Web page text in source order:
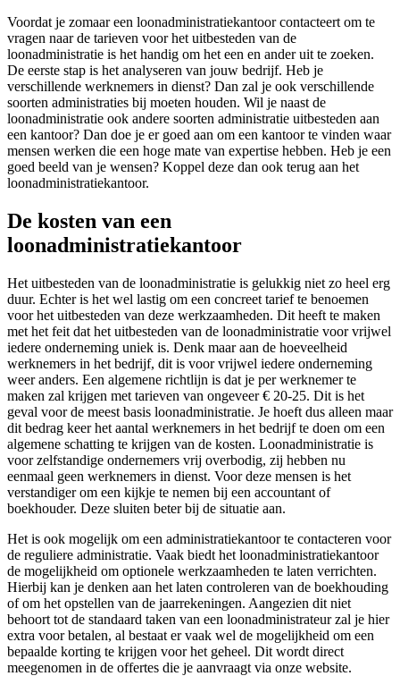
Voordat je zomaar een loonadministratiekantoor contacteert om te
vragen naar de tarieven voor het uitbesteden van de
loonadministratie is het handig om het een en ander uit te zoeken.
De eerste stap is het analyseren van jouw bedrijf. Heb je
verschillende werknemers in dienst? Dan zal je ook verschillende
soorten administraties bij moeten houden. Wil je naast de
loonadministratie ook andere soorten administratie uitbesteden aan
een kantoor? Dan doe je er goed aan om een kantoor te vinden waar
mensen werken die een hoge mate van expertise hebben. Heb je een
goed beeld van je wensen? Koppel deze dan ook terug aan het
loonadministratiekantoor.
De kosten van een
loonadministratiekantoor
Het uitbesteden van de loonadministratie is gelukkig niet zo heel erg
duur. Echter is het wel lastig om een concreet tarief te benoemen
voor het uitbesteden van deze werkzaamheden. Dit heeft te maken
met het feit dat het uitbesteden van de loonadministratie voor vrijwel
iedere onderneming uniek is. Denk maar aan de hoeveelheid
werknemers in het bedrijf, dit is voor vrijwel iedere onderneming
weer anders. Een algemene richtlijn is dat je per werknemer te
maken zal krijgen met tarieven van ongeveer € 20-25. Dit is het
geval voor de meest basis loonadministratie. Je hoeft dus alleen maar
dit bedrag keer het aantal werknemers in het bedrijf te doen om een
algemene schatting te krijgen van de kosten. Loonadministratie is
voor zelfstandige ondernemers vrij overbodig, zij hebben nu
eenmaal geen werknemers in dienst. Voor deze mensen is het
verstandiger om een kijkje te nemen bij een accountant of
boekhouder. Deze sluiten beter bij de situatie aan.
Het is ook mogelijk om een administratiekantoor te contacteren voor
de reguliere administratie. Vaak biedt het loonadministratiekantoor
de mogelijkheid om optionele werkzaamheden te laten verrichten.
Hierbij kan je denken aan het laten controleren van de boekhouding
of om het opstellen van de jaarrekeningen. Aangezien dit niet
behoort tot de standaard taken van een loonadministrateur zal je hier
extra voor betalen, al bestaat er vaak wel de mogelijkheid om een
bepaalde korting te krijgen voor het geheel. Dit wordt direct
meegenomen in de offertes die je aanvraagt via onze website.